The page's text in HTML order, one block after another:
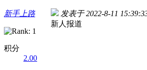
新手上路
积分
2.00
发表于 2022-8-11
新人报道